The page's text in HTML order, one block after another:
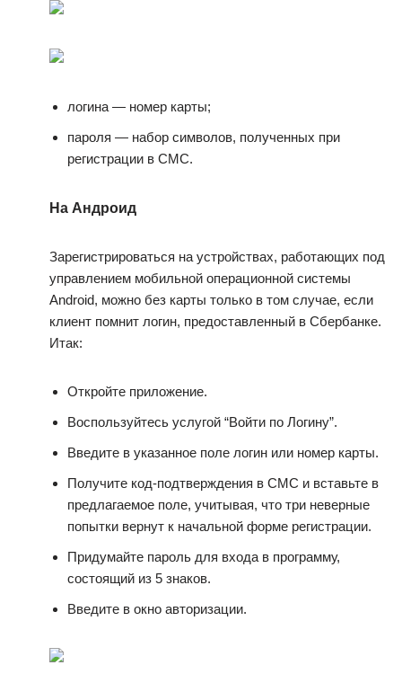
логина — номер карты;
пароля — набор символов, полученных при
регистрации в СМС.
На Андроид
Зарегистрироваться на устройствах, работающих под
управлением мобильной операционной системы
Android, можно без карты только в том случае, если
клиент помнит логин, предоставленный в Сбербанке.
Итак:
Откройте приложение.
Воспользуйтесь услугой “Войти по Логину”.
Введите в указанное поле логин или номер карты.
Получите код-подтверждения в СМС и вставьте в
предлагаемое поле, учитывая, что три неверные
попытки вернут к начальной форме регистрации.
Придумайте пароль для входа в программу,
состоящий из 5 знаков.
Введите в окно авторизации.